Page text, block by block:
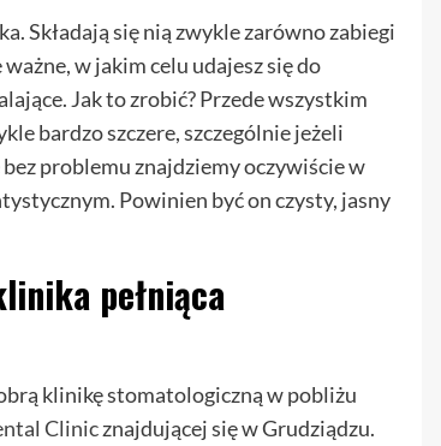
Składają się nią zwykle zarówno zabiegi
w jakim celu udajesz się do
Jak to zrobić? Przede wszystkim
bardzo szczere, szczególnie jeżeli
bez problemu znajdziemy oczywiście w
Powinien być on czysty, jasny
pełniąca
klinikę stomatologiczną w pobliżu
Clinicznajdującej się w Grudziądzu.